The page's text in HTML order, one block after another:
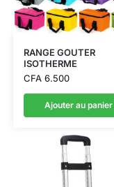
RANGE GOUTER
ISOTHERME
CFA6.500
Ajouter au panier